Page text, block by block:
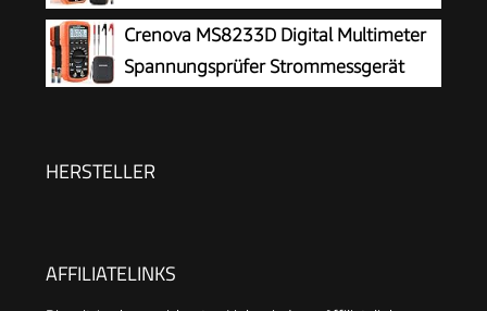
Zähler Ohmmeter, misst Spannung
Kapazität Temp Wiederstand mit Large LCD-
Anzeige und Hintergrundlicht, for Automotive,
Crenova MS8233D Digital Multimeter
Spannungsprüfer Strommessgerät
HERSTELLER
AFFILIATELINKS